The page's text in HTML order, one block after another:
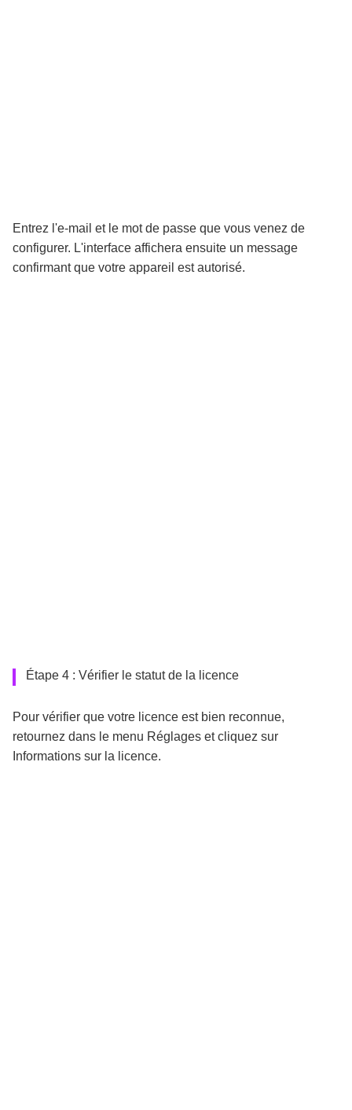
Entrez l'e-mail et le mot de passe que vous venez de
configurer. L'interface affichera ensuite un message
confirmant que votre appareil est autorisé.
Étape 4 : Vérifier le statut de la licence
Pour vérifier que votre licence est bien reconnue,
retournez dans le menu Réglages et cliquez sur
Informations sur la licence.